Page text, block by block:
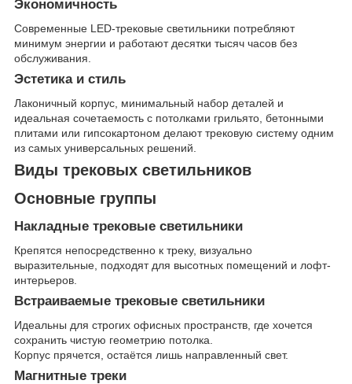
Экономичность
Современные LED-трековые светильники потребляют
минимум энергии и работают десятки тысяч часов без
обслуживания.
Эстетика и стиль
Лаконичный корпус, минимальный набор деталей и
идеальная сочетаемость с потолками грильято, бетонными
плитами или гипсокартоном делают трековую систему одним
из самых универсальных решений.
Виды трековых светильников
Основные группы
Накладные трековые светильники
Крепятся непосредственно к треку, визуально
выразительные, подходят для высотных помещений и лофт-
интерьеров.
Встраиваемые трековые светильники
Идеальны для строгих офисных пространств, где хочется
сохранить чистую геометрию потолка.
Корпус прячется, остаётся лишь направленный свет.
Магнитные треки